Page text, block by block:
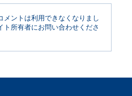
2026年6月29日
メントは利用できなくなりまし
ト所有者にお問い合わせくださ